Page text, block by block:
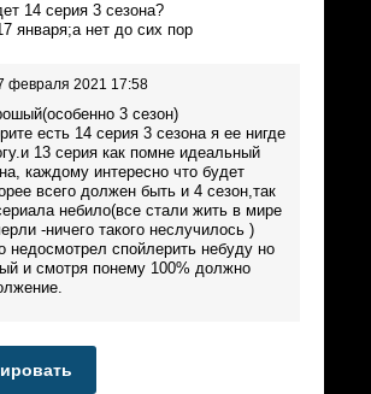
14 серия 3 сезона?
января;а нет до сих пор
февраля 2021 17:58
3 сезон)
есть 14 серия 3 сезона я ее нигде
13 серия как помне идеальный
каждому интересно что будет
всего должен быть и 4 сезон,так
небило(все стали жить в мире
-ничего такого неслучилось )
недосмотрел спойлерить небуду но
и смотря понему 100% должно